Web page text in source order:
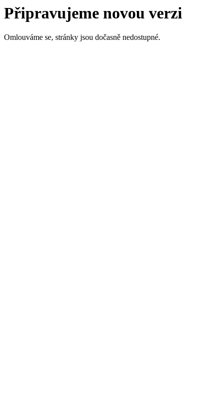
Připravujeme novou verzi
Omlouváme se, stránky jsou dočasně nedostupné.